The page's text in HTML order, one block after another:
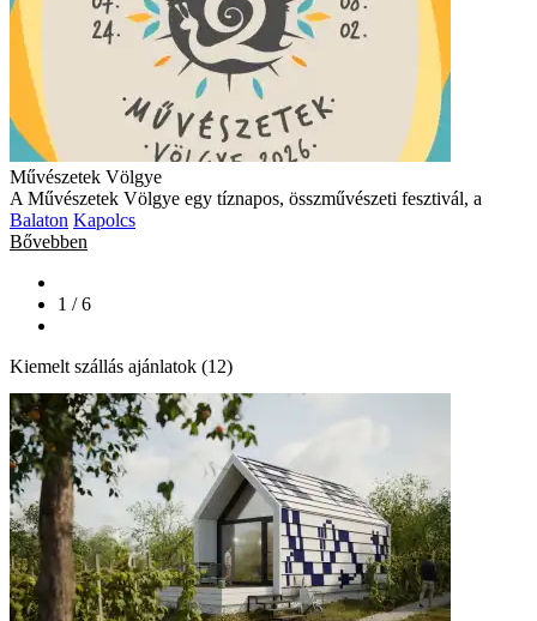
Művészetek Völgye
A Művészetek Völgye egy tíznapos, összművészeti fesztivál, a
Balaton Kapolcs
Bővebben
1 / 6
Kiemelt szállás ajánlatok (12)